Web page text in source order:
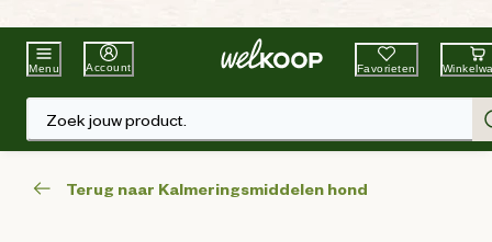
Beste WinkelketenTuin & Dier
Menu Account Favorieten
Zoek jouw product.
Terug naar Kalmeringsmiddelen hond